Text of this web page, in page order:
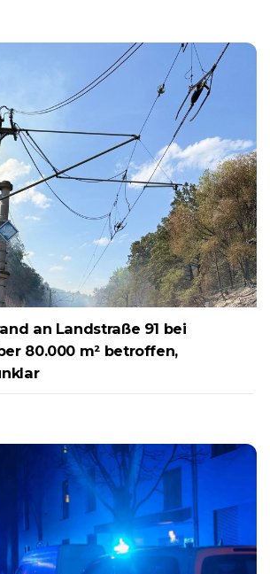
an Landstraße 91 bei
80.000 m² betroffen,